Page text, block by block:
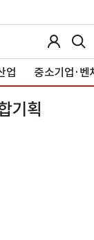
업 중소기업·벤
기획